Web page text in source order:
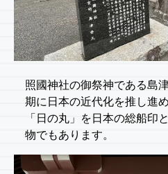
照國神社の御祭神である島
期に日本の近代化を推し進
「日の丸」を日本の総船印
物でもあります。